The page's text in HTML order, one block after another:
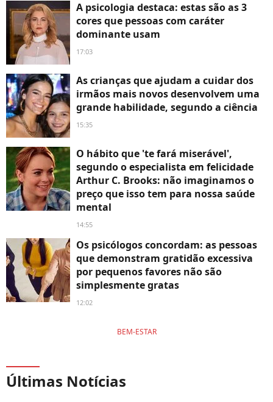
A psicologia destaca: estas são as 3
cores que pessoas com caráter
dominante usam
17:03
As crianças que ajudam a cuidar dos
irmãos mais novos desenvolvem uma
grande habilidade, segundo a ciência
15:35
O hábito que 'te fará miserável',
segundo o especialista em felicidade
Arthur C. Brooks: não imaginamos o
preço que isso tem para nossa saúde
mental
14:55
Os psicólogos concordam: as pessoas
que demonstram gratidão excessiva
por pequenos favores não são
simplesmente gratas
12:02
BEM-ESTAR
Últimas Notícias